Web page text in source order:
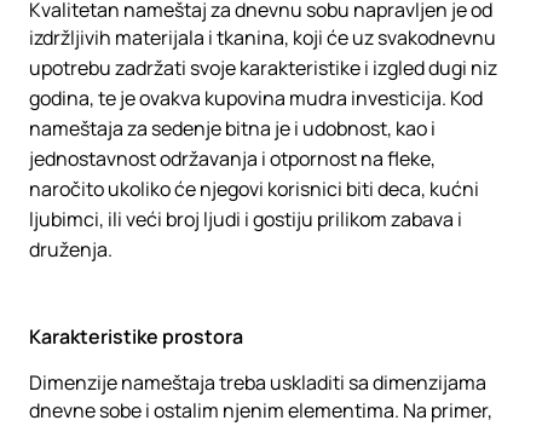
Kvalitetan nameštaj za dnevnu sobu napravljen je od
izdržljivih materijala i tkanina, koji će uz svakodnevnu
upotrebu zadržati svoje karakteristike i izgled dugi niz
godina, te je ovakva kupovina mudra investicija. Kod
nameštaja za sedenje bitna je i udobnost, kao i
jednostavnost održavanja i otpornost na fleke,
naročito ukoliko će njegovi korisnici biti deca, kućni
ljubimci, ili veći broj ljudi i gostiju prilikom zabava i
druženja.
Karakteristike prostora
Dimenzije nameštaja treba uskladiti sa dimenzijama
dnevne sobe i ostalim njenim elementima. Na primer,